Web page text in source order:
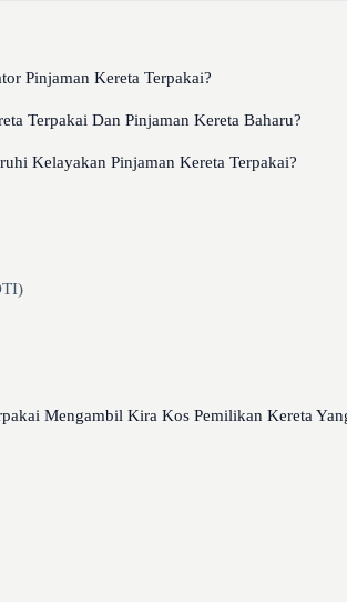
Pinjaman Kereta Terpakai?
Terpakai Dan Pinjaman Kereta Baharu?
Kelayakan Pinjaman Kereta Terpakai?
Mengambil Kira Kos Pemilikan Kereta